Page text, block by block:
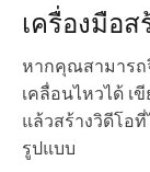
เครื่องมือส
หากคุณสามารถ
เคลื่อนไหวได้ เ
แล้วสร้างวิดีโอ
รูปแบบ